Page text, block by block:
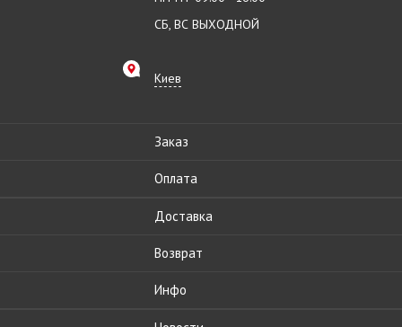
СБ, ВС ВЫХОДНОЙ
Киев
Заказ
Оплата
Доставка
Возврат
Инфо